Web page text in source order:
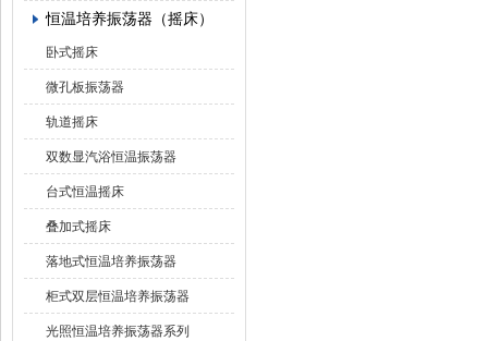
恒温培养振荡器（摇床）
卧式摇床
微孔板振荡器
轨道摇床
双数显汽浴恒温振荡器
台式恒温摇床
叠加式摇床
落地式恒温培养振荡器
柜式双层恒温培养振荡器
光照恒温培养振荡器系列